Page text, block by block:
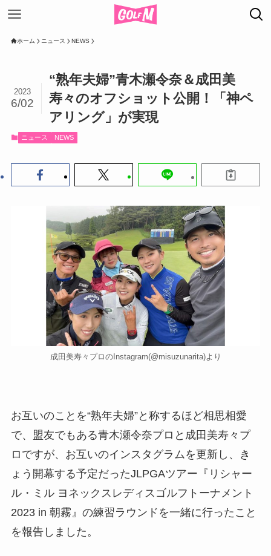
ホーム ニュース NEWS
“熟年夫婦”青木瀬令奈＆成田美
寿々のオフショット公開！「神ペ
アリング」が実現
2023
6/02
ニュース NEWS
成田美寿々プロのInstagram(@misuzunarita)より
お互いのことを“熟年夫婦”と称するほど相思相愛
で、盟友でもある青木瀬令奈プロと成田美寿々プ
ロですが、お互いのインスタグラムを更新し、き
ょう開幕する予定だったJLPGAツアー『リシャー
ル・ミル ヨネックスレディスゴルフトーナメント
2023 in 朝霧』の練習ラウンドを一緒に行ったこと
を報告しました。